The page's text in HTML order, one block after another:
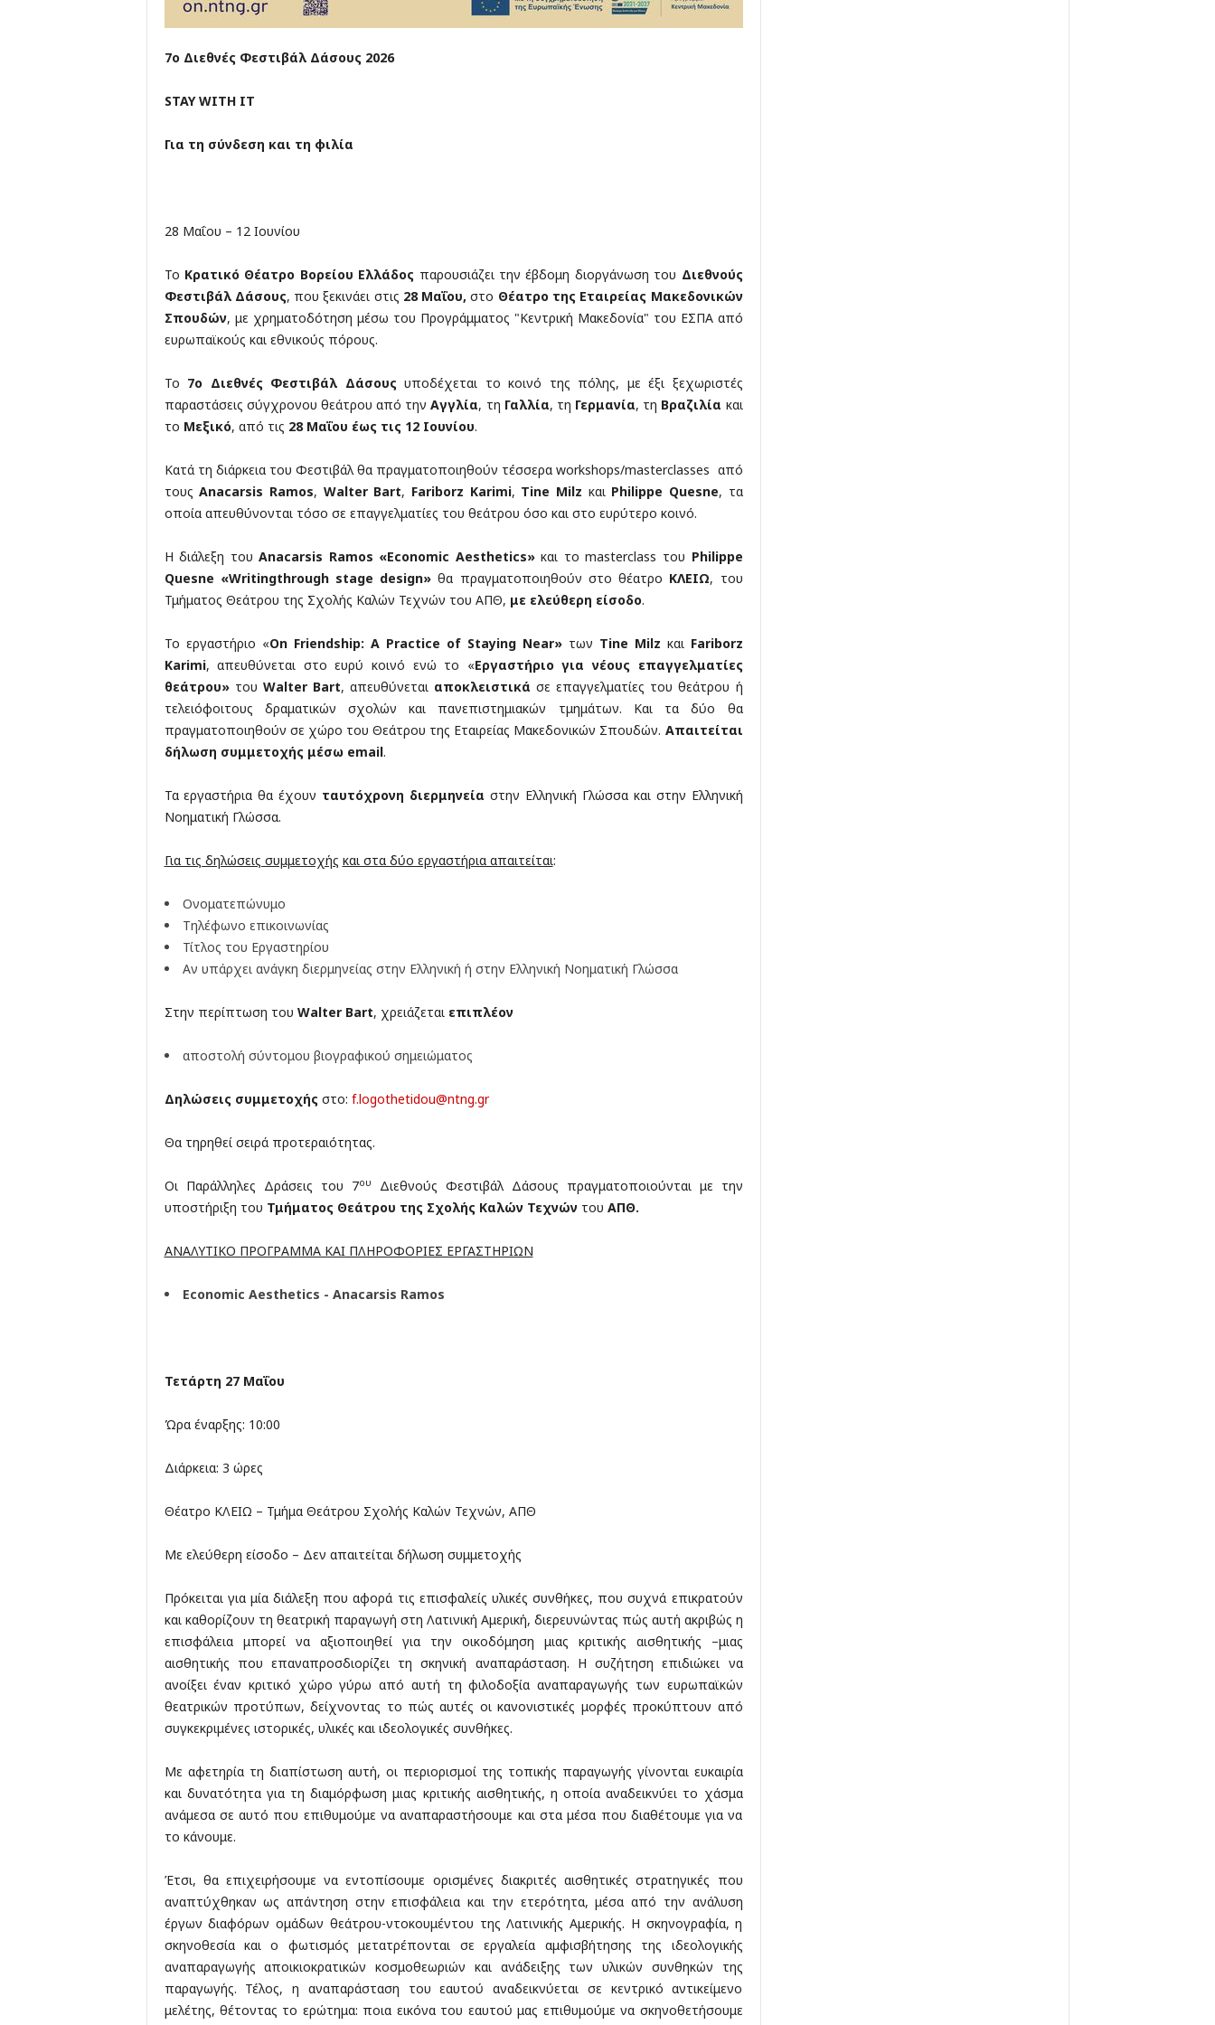
7ο Διεθνές Φεστιβάλ Δάσους 2026
STAY WITH IT
Για τη σύνδεση και τη φιλία
28 Μαΐου – 12 Ιουνίου
Το Κρατικό Θέατρο Βορείου Ελλάδος παρουσιάζει την έβδομη διοργάνωση του Διεθνούς
Φεστιβάλ Δάσους, που ξεκινάει στις 28 Μαΐου,στο Θέατρο της Εταιρείας Μακεδονικών
Σπουδών, με χρηματοδότηση μέσω του Προγράμματος "Κεντρική Μακεδονία" του ΕΣΠΑ από
ευρωπαϊκούς και εθνικούς πόρους.
Το 7ο Διεθνές Φεστιβάλ Δάσους υποδέχεται το κοινό της πόλης, με έξι ξεχωριστές
παραστάσεις σύγχρονου θεάτρου από τηνΑγγλία, τη Γαλλία, τη Γερμανία, τη Βραζιλία και
το Μεξικό, από τις 28 Μαΐου έως τις 12 Ιουνίου.
Κατά τη διάρκεια του Φεστιβάλ θα πραγματοποιηθούν τέσσερα workshops/masterclasses από
τουςAnacarsis Ramos, Walter Bart, Fariborz Karimi, Tine Milz και Philippe Quesne, τα
οποία απευθύνονται τόσο σε επαγγελματίες του θεάτρου όσο και στο ευρύτερο κοινό.
Η διάλεξη τουAnacarsis Ramos «Economic Aesthetics»και το masterclass του Philippe
Quesne «Writingthrough stage design» θα πραγματοποιηθούν στο θέατρο ΚΛΕΙΩ, του
Τμήματος Θεάτρου της Σχολής Καλών Τεχνών του ΑΠΘ, με ελεύθερη είσοδο.
Το εργαστήριο «On Friendship: A Practice of Staying Near» των Tine Milz και Fariborz
Karimi, απευθύνεται στο ευρύ κοινό ενώ το «Εργαστήριο για νέους επαγγελματίες
θεάτρου» του Walter Bart, απευθύνεται αποκλειστικά σε επαγγελματίες του θεάτρου ή
τελειόφοιτους δραματικών σχολών και πανεπιστημιακών τμημάτων. Και τα δύο θα
πραγματοποιηθούν σε χώρο του Θεάτρου της Εταιρείας Μακεδονικών Σπουδών. Απαιτείται
δήλωση συμμετοχής μέσω email.
Τα εργαστήρια θα έχουν ταυτόχρονη διερμηνεία στην Ελληνική Γλώσσα και στην Ελληνική
Νοηματική Γλώσσα.
Για τις δηλώσεις συμμετοχής και στα δύο εργαστήρια απαιτείται:
Ονοματεπώνυμο
Τηλέφωνο επικοινωνίας
Τίτλος του Εργαστηρίου
Αν υπάρχει ανάγκη διερμηνείας στην Ελληνική ή στην Ελληνική Νοηματική Γλώσσα
Στην περίπτωση του Walter Bart, χρειάζεται επιπλέον
αποστολή σύντομου βιογραφικού σημειώματος
Δηλώσεις συμμετοχής στο: f.logothetidou@ntng.gr
Θα τηρηθεί σειρά προτεραιότητας.
Οι Παράλληλες Δράσεις του 7ου
Διεθνούς Φεστιβάλ Δάσους πραγματοποιούνται με την
υποστήριξη του Τμήματος Θεάτρου της Σχολής Καλών Τεχνώντου ΑΠΘ.
ΑΝΑΛΥΤΙΚΟ ΠΡΟΓΡΑΜΜΑ ΚΑΙ ΠΛΗΡΟΦΟΡΙΕΣ ΕΡΓΑΣΤΗΡΙΩΝ
Economic Aesthetics - Anacarsis Ramos
Τετάρτη 27 Μαΐου
Ώρα έναρξης: 10:00
Διάρκεια: 3 ώρες
Θέατρο ΚΛΕΙΩ – Τμήμα Θεάτρου Σχολής Καλών Τεχνών, ΑΠΘ
Με ελεύθερη είσοδο – Δεν απαιτείται δήλωση συμμετοχής
Πρόκειται για μία διάλεξη που αφορά τις επισφαλείς υλικές συνθήκες, που συχνά επικρατούν
και καθορίζουν τη θεατρική παραγωγή στη Λατινική Αμερική, διερευνώντας πώς αυτή ακριβώς η
επισφάλεια μπορεί να αξιοποιηθεί για την οικοδόμηση μιας κριτικής αισθητικής –μιας
αισθητικής που επαναπροσδιορίζει τη σκηνική αναπαράσταση. Η συζήτηση επιδιώκει να
ανοίξει έναν κριτικό χώρο γύρω από αυτή τη φιλοδοξία αναπαραγωγής των ευρωπαϊκών
θεατρικών προτύπων, δείχνοντας το πώς αυτές οι κανονιστικές μορφές προκύπτουν από
συγκεκριμένες ιστορικές, υλικές και ιδεολογικές συνθήκες.
Με αφετηρία τη διαπίστωση αυτή, οι περιορισμοί της τοπικής παραγωγής γίνονται ευκαιρία
και δυνατότητα για τη διαμόρφωση μιας κριτικής αισθητικής, η οποία αναδεικνύει το χάσμα
ανάμεσα σε αυτό που επιθυμούμε να αναπαραστήσουμε και στα μέσα που διαθέτουμε για να
το κάνουμε.
Έτσι, θα επιχειρήσουμε να εντοπίσουμε ορισμένες διακριτές αισθητικές στρατηγικές που
αναπτύχθηκαν ως απάντηση στην επισφάλεια και την ετερότητα, μέσα από την ανάλυση
έργων διαφόρων ομάδων θεάτρου-ντοκουμέντου της Λατινικής Αμερικής. Η σκηνογραφία, η
σκηνοθεσία και ο φωτισμός μετατρέπονται σε εργαλεία αμφισβήτησης της ιδεολογικής
αναπαραγωγής αποικιοκρατικών κοσμοθεωριών και ανάδειξης των υλικών συνθηκών της
παραγωγής. Τέλος, η αναπαράσταση του εαυτού αναδεικνύεται σε κεντρικό αντικείμενο
μελέτης, θέτοντας το ερώτημα: ποια εικόνα του εαυτού μας επιθυμούμε να σκηνοθετήσουμε